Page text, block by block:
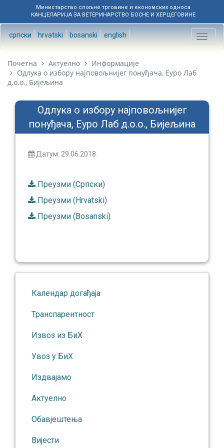
Министарство спољне трговине и економских односа
КАНЦЕЛАРИЈА ЗА ВЕТЕРИНАРСТВО БОСНЕ И ХЕРЦЕГОВИНЕ
српски hrvatski bosanski english
Toggle
Почетна Актуелно
Информације
Одлука о избору најповољнијег понуђача, Еуро Лаб
д.о.о., Бијељина
Одлука о избору најповољнијег
понуђача, Еуро Лаб д.о.о., Бијељина
Датум: 29.06.2018.
Преузми (Српски)
Преузми (Hrvatski)
Преузми (Bosanski)
Календар догађаја
Транспарентност
Извоз из БиХ
Увоз у БиХ
Издвајамо
Актуелно
Обавјештења
Вијести